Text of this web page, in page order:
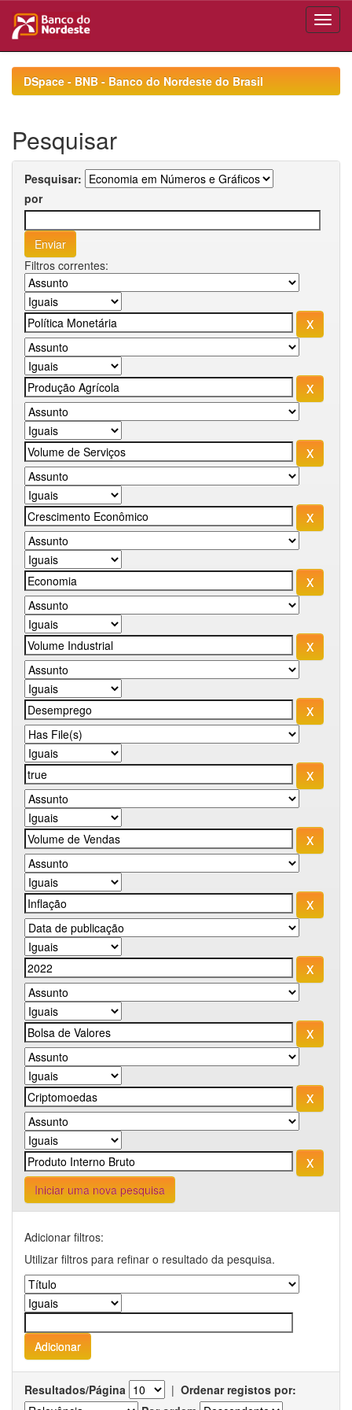
navigationDSpace - BNB - Banco do Nordeste do Brasil
Pesquisar
Pesquisar:
por
Filtros correntes:
Iniciar uma nova pesquisa
Adicionar filtros:
Utilizar filtros para refinar o resultado da pesquisa.
Resultados/Página | Ordenar registos por: